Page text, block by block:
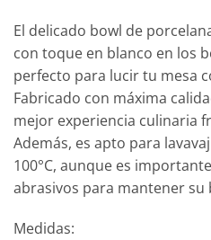
El delicado bowl de
con toque en blanco en los
perfecto para lucir tu mesa
Fabricado con máxima
mejor experiencia culinaria
Además, es apto para
100°C, aunque es
abrasivos para mantener su
Medidas: